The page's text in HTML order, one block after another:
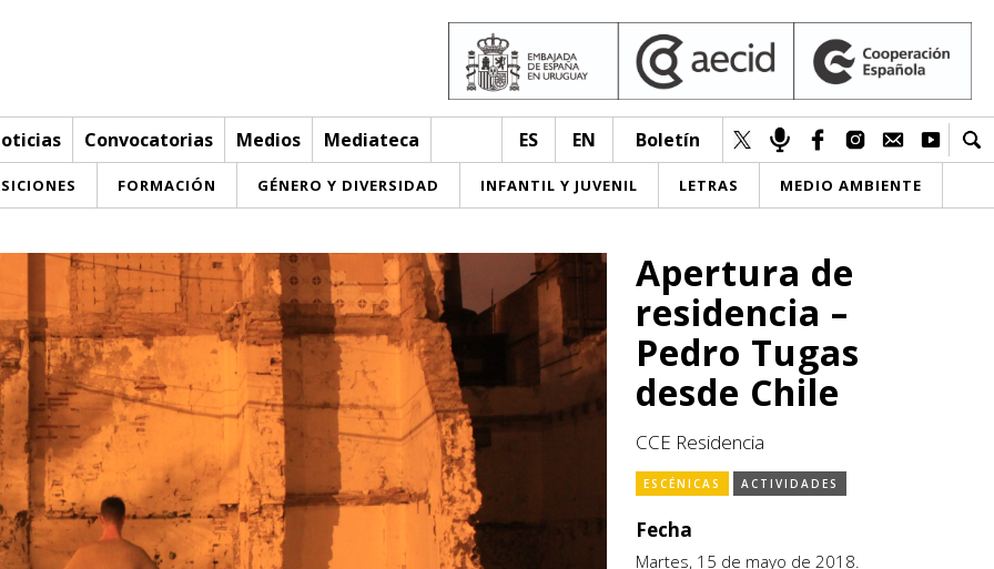
Convocatorias Medios Mediateca ES EN Boletín
FORMACIÓN GÉNERO Y DIVERSIDAD INFANTIL Y JUVENIL LETRAS MEDIO AMBIENTE
Apertura de
residencia –
Pedro Tugas
desde Chile
CCE Residencia
ESCÉNICAS ACTIVIDADES
Fecha
Martes, 15 de mayo de 2018.